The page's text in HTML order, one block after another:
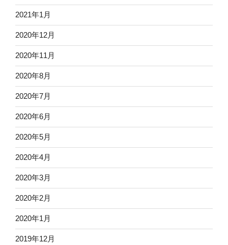
2021年1月
2020年12月
2020年11月
2020年8月
2020年7月
2020年6月
2020年5月
2020年4月
2020年3月
2020年2月
2020年1月
2019年12月